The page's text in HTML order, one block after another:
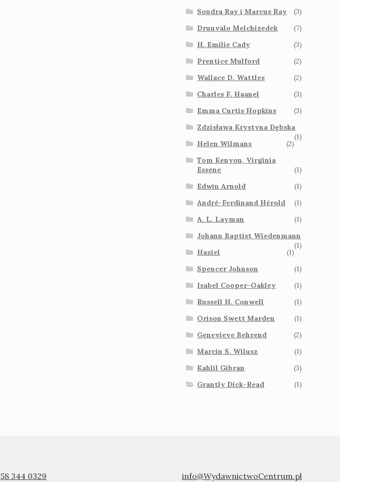
Sondra Ray i Marcus Ray
(3)
Drunvalo Melchizedek
(7)
H. Emilie Cady
(3)
Prentice Mulford
(2)
Wallace D. Wattles
(2)
Charles F. Haanel
(3)
Emma Curtis Hopkins
(3)
Zdzisława Krystyna Dębska
(1)
Helen Wilmans
(2)
Tom Kenyon, Virginia
Essene
(1)
Edwin Arnold
(1)
André-Ferdinand Hérold
(1)
A. L. Layman
(1)
Johann Baptist Wiedenmann
(1)
Haziel
(1)
Spencer Johnson
(1)
Isabel Cooper-Oakley
(1)
Russell H. Conwell
(1)
Orison Swett Marden
(1)
Genevieve Behrend
(2)
Marcin S. Wilusz
(1)
Kahlil Gibran
(3)
Grantly Dick-Read
(1)
info@WydawnictwoCentrum.pl
58 344 0329